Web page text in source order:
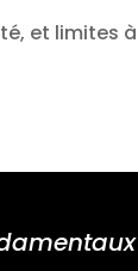
et limites à